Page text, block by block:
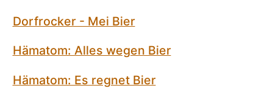
Dorfrocker - Mei Bier
Hämatom: Alles wegen Bier
Hämatom: Es regnet Bier